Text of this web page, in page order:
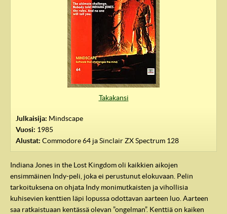
Takakansi
Julkaisija: Mindscape
Vuosi: 1985
Alustat: Commodore 64 ja Sinclair ZX Spectrum 128
Indiana Jones in the Lost Kingdom oli kaikkien aikojen
ensimmäinen Indy-peli, joka ei perustunut elokuvaan. Pelin
tarkoituksena on ohjata Indy monimutkaisten ja vihollisia
kuhisevien kenttien läpi lopussa odottavan aarteen luo. Aarteen
saa ratkaistuaan kentässä olevan ”ongelman”. Kenttiä on kaiken